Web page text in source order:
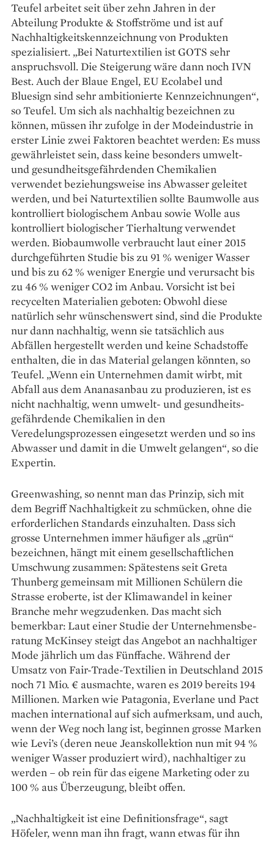
Teufel arbeitet seit über zehn Jahren in der
Abteilung Produkte & Stoffströme und ist auf
Nachhaltigkeitskennzeichnung von Produkten
spezialisiert. „Bei Naturtextilien ist GOTS sehr
anspruchsvoll. Die Steigerung wäre dann noch IVN
Best. Auch der Blaue Engel, EU Ecolabel und
Bluesign sind sehr ambitionierte Kennzeichnungen“,
so Teufel. Um sich als nachhaltig bezeichnen zu
können, müssen ihr zufolge in der Modeindustrie in
erster Linie zwei Faktoren beachtet werden: Es muss
gewährleistet sein, dass keine besonders umwelt-
und gesundheitsgefähr­denden Chemikalien
verwendet beziehungsweise ins Abwasser geleitet
werden, und bei Natur­­tex­tilien sollte Baumwolle aus
kon­trolliert biologischem Anbau sowie Wolle aus
kontrolliert biologischer Tierhaltung verwendet
werden. Biobaumwolle verbraucht laut einer 2015
durch­geführten Studie bis zu 91 % weniger Wasser
und bis zu 62 % weniger Energie und verursacht bis
zu 46 % weniger CO2 im Anbau. Vorsicht ist bei
recycelten Materia­lien geboten: Obwohl diese
natürlich sehr wünschenswert sind, sind die Produkte
nur dann nachhaltig, wenn sie tatsächlich aus
Abfällen her­gestellt werden und keine Schadstoffe
enthalten, die in das Material gelangen könnten, so
Teufel. „Wenn ein Unternehmen damit wirbt, mit
Abfall aus dem Ananas­anbau zu produzieren, ist es
nicht nachhaltig, wenn umwelt- und gesundheits­
gefährdende Chemikalien in den
Veredelungsprozessen eingesetzt werden und so ins
Abwasser und damit in die Umwelt ­gelangen“, so die
Expertin.
Greenwashing, so nennt man das Prinzip, sich mit
dem Begriff Nachhaltigkeit zu schmücken, ohne die
erforderlichen Standards einzuhalten. Dass sich
grosse Unternehmen immer häufiger als „grün“
bezeichnen, hängt mit einem gesellschaftlichen
Umschwung zusammen: Spätestens seit Greta
Thunberg gemeinsam mit Millionen Schülern die
Strasse eroberte, ist der Klimawandel in keiner
Branche mehr wegzudenken. Das macht sich
bemerkbar: Laut einer Studie der Unternehmensbe­
ratung McKinsey steigt das Angebot an nachhaltiger
Mode jährlich um das Fünffache. Während der
Umsatz von Fair-Trade-Textilien in Deutschland 2015
noch 71 Mio. € ausmachte, waren es 2019 bereits 194
Millionen. Mar­ken wie Patagonia, Everlane und Pact
machen international auf sich aufmerksam, und auch,
wenn der Weg noch lang ist, beginnen grosse Marken
wie Levi’s (deren neue Jeanskollektion nun mit 94 %
weniger Wasser produziert wird), nachhaltiger zu
werden – ob rein für das ­eigene Marketing oder zu
100 % aus Über­zeugung, bleibt offen.
„Nachhaltigkeit ist eine Definitionsfrage“, sagt
Höfeler, wenn man ihn fragt, wann etwas für ihn